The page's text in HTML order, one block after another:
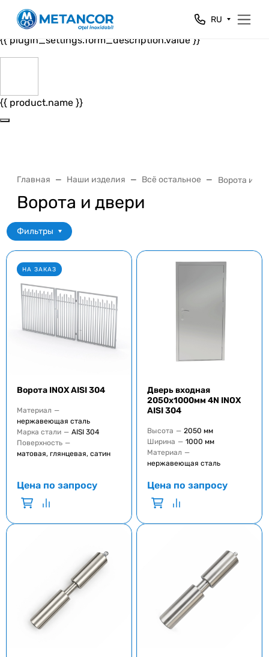
Close
{{ plugin_settings.form_header.value }}
{{ plugin_settings.form_description.value }}
{{ product.name }}
RU
Главная Наши изделия Всё остальное Ворота и
Ворота и двери
Фильтры
НА ЗАКАЗ
Ворота INOX AISI 304
Материал —
нержавеющая сталь
Марка стали — AISI 304
Поверхность —
матовая, глянцевая, сатин
Цена по запросу
Дверь входная
2050x1000мм 4N INOX
AISI 304
Высота — 2050 мм
Ширина — 1000 мм
Материал —
нержавеющая сталь
Цена по запросу